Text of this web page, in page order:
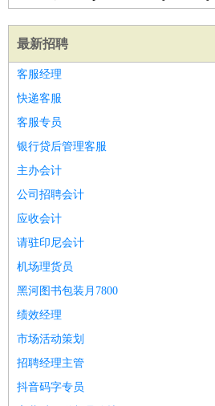
最新招聘
客服经理
快递客服
客服专员
银行贷后管理客服
主办会计
公司招聘会计
应收会计
请驻印尼会计
机场理货员
黑河图书包装月7800
绩效经理
市场活动策划
招聘经理主管
抖音码字专员